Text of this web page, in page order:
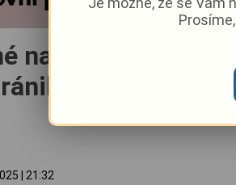
na Plzeňsku
dvě kočky
21:32